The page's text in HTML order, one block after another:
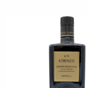
4531482001118